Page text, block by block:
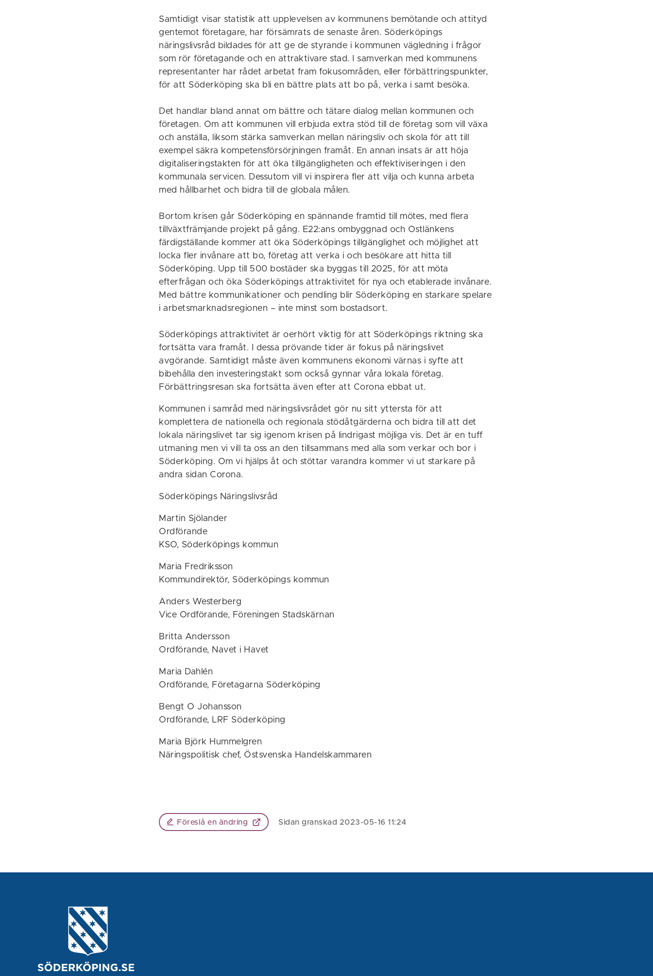
Samtidigt visar statistik att upplevelsen av kommunens bemötande och attityd
gentemot företagare, har försämrats de senaste åren. Söderköpings
näringslivsråd bildades för att ge de styrande i kommunen vägledning i frågor
som rör företagande och en attraktivare stad. I samverkan med kommunens
representanter har rådet arbetat fram fokusområden, eller förbättringspunkter,
för att Söderköping ska bli en bättre plats att bo på, verka i samt besöka.
Det handlar bland annat om bättre och tätare dialog mellan kommunen och
företagen. Om att kommunen vill erbjuda extra stöd till de företag som vill växa
och anställa, liksom stärka samverkan mellan näringsliv och skola för att till
exempel säkra kompetensförsörjningen framåt. En annan insats är att höja
digitaliseringstakten för att öka tillgängligheten och effektiviseringen i den
kommunala servicen. Dessutom vill vi inspirera fler att vilja och kunna arbeta
med hållbarhet och bidra till de globala målen.
Bortom krisen går Söderköping en spännande framtid till mötes, med flera
tillväxtfrämjande projekt på gång. E22:ans ombyggnad och Ostlänkens
färdigställande kommer att öka Söderköpings tillgänglighet och möjlighet att
locka fler invånare att bo, företag att verka i och besökare att hitta till
Söderköping. Upp till 500 bostäder ska byggas till 2025, för att möta
efterfrågan och öka Söderköpings attraktivitet för nya och etablerade invånare.
Med bättre kommunikationer och pendling blir Söderköping en starkare spelare
i arbetsmarknadsregionen – inte minst som bostadsort.
Söderköpings attraktivitet är oerhört viktig för att Söderköpings riktning ska
fortsätta vara framåt. I dessa prövande tider är fokus på näringslivet
avgörande. Samtidigt måste även kommunens ekonomi värnas i syfte att
bibehålla den investeringstakt som också gynnar våra lokala företag.
Förbättringsresan ska fortsätta även efter att Corona ebbat ut.
Kommunen i samråd med näringslivsrådet gör nu sitt yttersta för att
komplettera de nationella och regionala stödåtgärderna och bidra till att det
lokala näringslivet tar sig igenom krisen på lindrigast möjliga vis. Det är en tuff
utmaning men vi vill ta oss an den tillsammans med alla som verkar och bor i
Söderköping. Om vi hjälps åt och stöttar varandra kommer vi ut starkare på
andra sidan Corona.
Söderköpings Näringslivsråd
Martin Sjölander
Ordförande
KSO, Söderköpings kommun
Maria Fredriksson
Kommundirektör, Söderköpings kommun
Anders Westerberg
Vice Ordförande, Föreningen Stadskärnan
Britta Andersson
Ordförande, Navet i Havet
Maria Dahlén
Ordförande, Företagarna Söderköping
Bengt O Johansson
Ordförande, LRF Söderköping
Maria Björk Hummelgren
Näringspolitisk chef, Östsvenska Handelskammaren
Föreslå en ändring Sidan granskad 2023-05-16 11:24